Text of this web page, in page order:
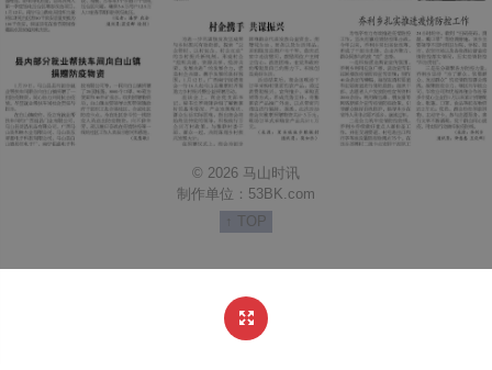
© 2026 马山时讯
制作单位： 53BK.com
↑ TOP
http://www.mashantv.com/Content/weixinlogo.png
马山时讯
http://www.mashantv.com/content/2022-01/20/edition348_A3.html